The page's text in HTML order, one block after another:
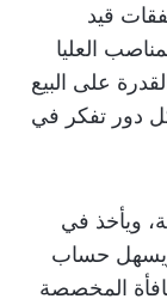
قيد
العليا
على البيع
دور تفكر في
ويأخذ في
ويسهل حساب
المخصصة